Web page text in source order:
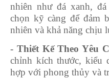
nhiên như đá xanh,
chọn kỹ càng để đảm
nhiên và khả năng chịu
- Thiết Kế Theo Yêu
chỉnh kích thước, kiểu
hợp với phong thủy và